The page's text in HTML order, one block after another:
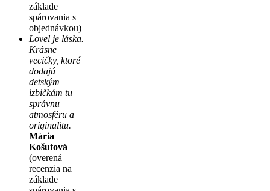
základe
spárovania s
objednávkou)
Lovel je láska.
Krásne
vecičky, ktoré
dodajú
detským
izbičkám tu
správnu
atmosféru a
originalitu.
Mária
Košutová
(overená
recenzia na
základe